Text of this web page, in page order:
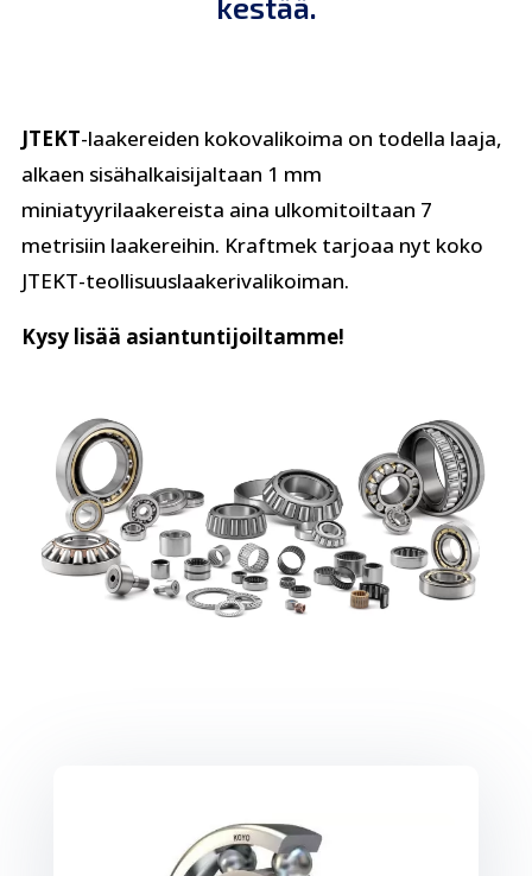
kestää.
JTEKT-laakereiden kokovalikoima on todella laaja,
alkaen sisähalkaisijaltaan 1 mm
miniatyyrilaakereista aina ulkomitoiltaan 7
metrisiin laakereihin. Kraftmek tarjoaa nyt koko
JTEKT-teollisuuslaakerivalikoiman.
Kysy lisää asiantuntijoiltamme!